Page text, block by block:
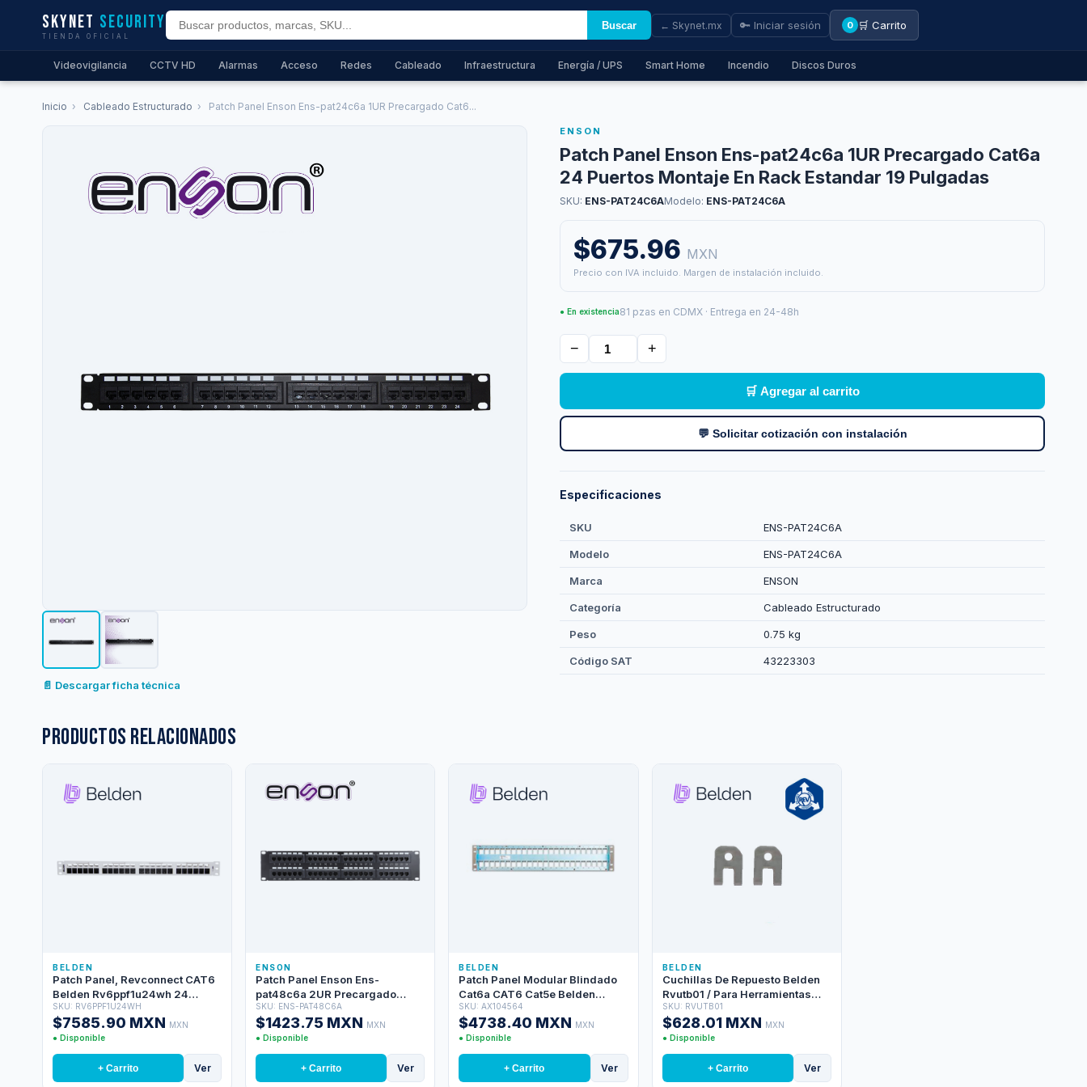
Skynet Security
TIENDA OFICIAL
Buscar ← Skynet.mx 🔑 Iniciar sesión 0 🛒 Carrito
Videovigilancia CCTV HD Alarmas Acceso Redes Cableado Infraestructura Energía / UPS Smart Home Incendio Discos Duros
Inicio › Cableado Estructurado › Patch Panel Enson Ens-pat24c6a 1UR Precargado Cat6...
📄 Descargar ficha técnica
ENSON
Patch Panel Enson Ens-pat24c6a 1UR Precargado Cat6a
24 Puertos Montaje En Rack Estandar 19 Pulgadas
SKU: ENS-PAT24C6AModelo: ENS-PAT24C6A
$675.96 MXN
Precio con IVA incluido. Margen de instalación incluido.
● En existencia81 pzas en CDMX · Entrega en 24-48h
− +
🛒 Agregar al carrito
💬 Solicitar cotización con instalación
Especificaciones
SKU ENS-PAT24C6A
Modelo ENS-PAT24C6A
Marca ENSON
Categoría Cableado Estructurado
Peso 0.75 kg
Código SAT 43223303
Productos relacionados
BELDEN
Patch Panel, Revconnect CAT6
Belden Rv6ppf1u24wh 24
Puertos RJ45 (precargado)
Color Blanco 1 Unidad De Rack
Herramienta Compatible Rvutt01
Uso Interior Calibre Del
Conductor 23-24 Awg Incluye
Tornillos Correa Velcro Barra
SKU: RV6PPF1U24WH
$7585.90 MXN MXN
● Disponible
+ Carrito Ver
ENSON
Patch Panel Enson Ens-
pat48c6a 2UR Precargado
Cat6a 48 Puertos Montaje En
Rack Estandar 19 Pulgadas
SKU: ENS-PAT48C6A
$1423.75 MXN MXN
● Disponible
+ Carrito Ver
BELDEN
Patch Panel Modular Blindado
Cat6a CAT6 Cat5e Belden
Ax104564 48 Puertos RJ45
(vacio) Estilo Keyconnect
Titanium 2 Unidades De Rack
Uso Interior Incluye Tornillos
Correa Velcro Barra De
Conexion Cable Trasero Guia De
SKU: AX104564
$4738.40 MXN MXN
● Disponible
+ Carrito Ver
BELDEN
Cuchillas De Repuesto Belden
Rvutb01 / Para Herramientas
Revconnect
SKU: RVUTB01
$628.01 MXN MXN
● Disponible
+ Carrito Ver